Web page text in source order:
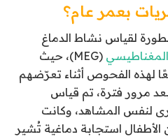
بعمر عام؟
لقياس نشاط الدماغ
المغناطيسي
(MEG)، حيث
طفلًا رضيعًا لهذه الفحوص أثناء تعرّضهم
مرور فترة، تم قياس
لنفس المشاهد، وكانت
أظهر 70% من الأطفال استجابة دماغية تُشير